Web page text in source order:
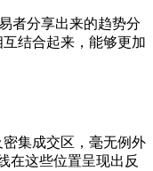
者分享出来的趋势分
结合起来，能够更加
集成交区，毫无例外
在这些位置呈现出反